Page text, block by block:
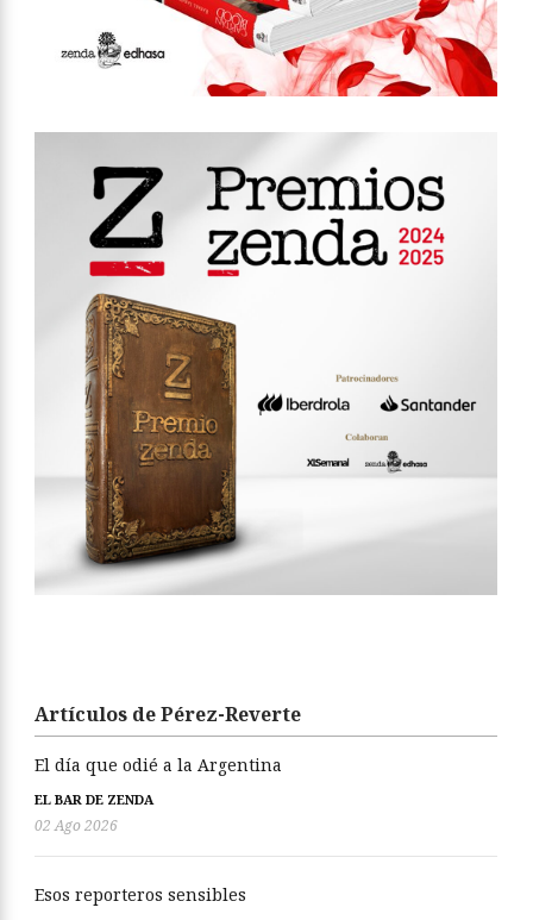
Artículos de Pérez-Reverte
El día que odié a la Argentina
EL BAR DE ZENDA
02 Ago 2026
Esos reporteros sensibles